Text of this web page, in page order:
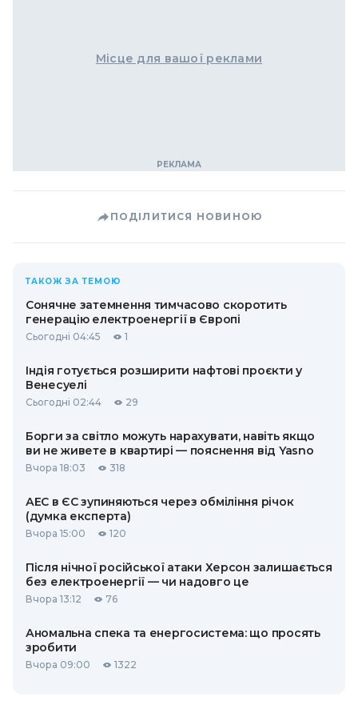
Місце для вашої реклами
ПОДІЛИТИСЯ НОВИНОЮ
ТАКОЖ ЗА ТЕМОЮ
Сонячне затемнення тимчасово скоротить
генерацію електроенергії в Європі
Сьогодні 04:45 1
Індія готується розширити нафтові проєкти у
Венесуелі
Сьогодні 02:44 29
Борги за світло можуть нарахувати, навіть якщо
ви не живете в квартирі — пояснення від Yasno
Вчора 18:03 318
АЕС в ЄС зупиняються через обміління річок
(думка експерта)
Вчора 15:00 120
Після нічної російської атаки Херсон залишається
без електроенергії — чи надовго це
Вчора 13:12 76
Аномальна спека та енергосистема: що просять
зробити
Вчора 09:00 1322